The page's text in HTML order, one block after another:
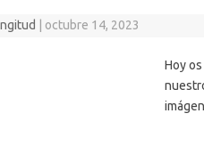
octubre 14, 2023
Hoy